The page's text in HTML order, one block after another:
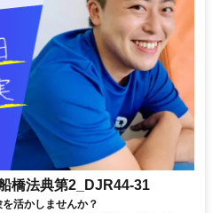
橋法典第2_DJR44-31
活かしませんか？